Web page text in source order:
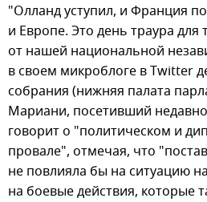
"Олланд уступил, и Франция
и Европе. Это день траура для
от нашей национальной
в своем микроблоге в Twitter
собрания (нижняя палата
Мариани, посетивший
говорит о "политическом и
провале", отмечая, что
не повлияла бы на ситуацию
на боевые действия, которые